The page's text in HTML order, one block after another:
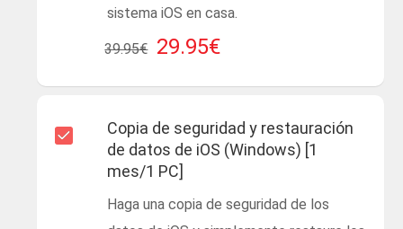
sistema iOS en casa.
29.95€
39.95€
Copia de seguridad y restauración
de datos de iOS (Windows) [1
mes/1 PC]
Haga una copia de seguridad de los